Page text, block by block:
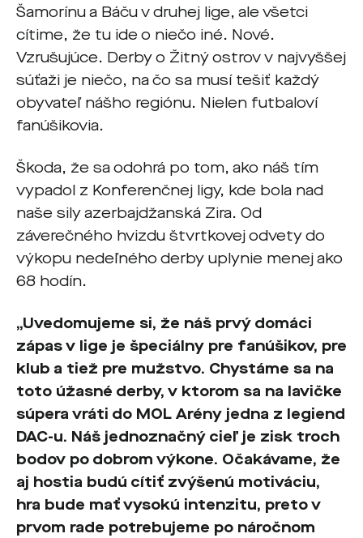
Šamorínu a Báču v druhej lige, ale všetci
cítime, že tu ide o niečo iné. Nové.
Vzrušujúce. Derby o Žitný ostrov v najvyššej
súťaži je niečo, na čo sa musí tešiť každý
obyvateľ nášho regiónu. Nielen futbaloví
fanúšikovia.
Škoda, že sa odohrá po tom, ako náš tím
vypadol z Konferenčnej ligy, kde bola nad
naše sily azerbajdžanská Zira. Od
záverečného hvizdu štvrtkovej odvety do
výkopu nedeľného derby uplynie menej ako
68 hodín.
„Uvedomujeme si, že náš prvý domáci
zápas v lige je špeciálny pre fanúšikov, pre
klub a tiež pre mužstvo. Chystáme sa na
toto úžasné derby, v ktorom sa na lavičke
súpera vráti do MOL Arény jedna z legiend
DAC-u. Náš jednoznačný cieľ je zisk troch
bodov po dobrom výkone. Očakávame, že
aj hostia budú cítiť zvýšenú motiváciu,
hra bude mať vysokú intenzitu, preto v
prvom rade potrebujeme po náročnom